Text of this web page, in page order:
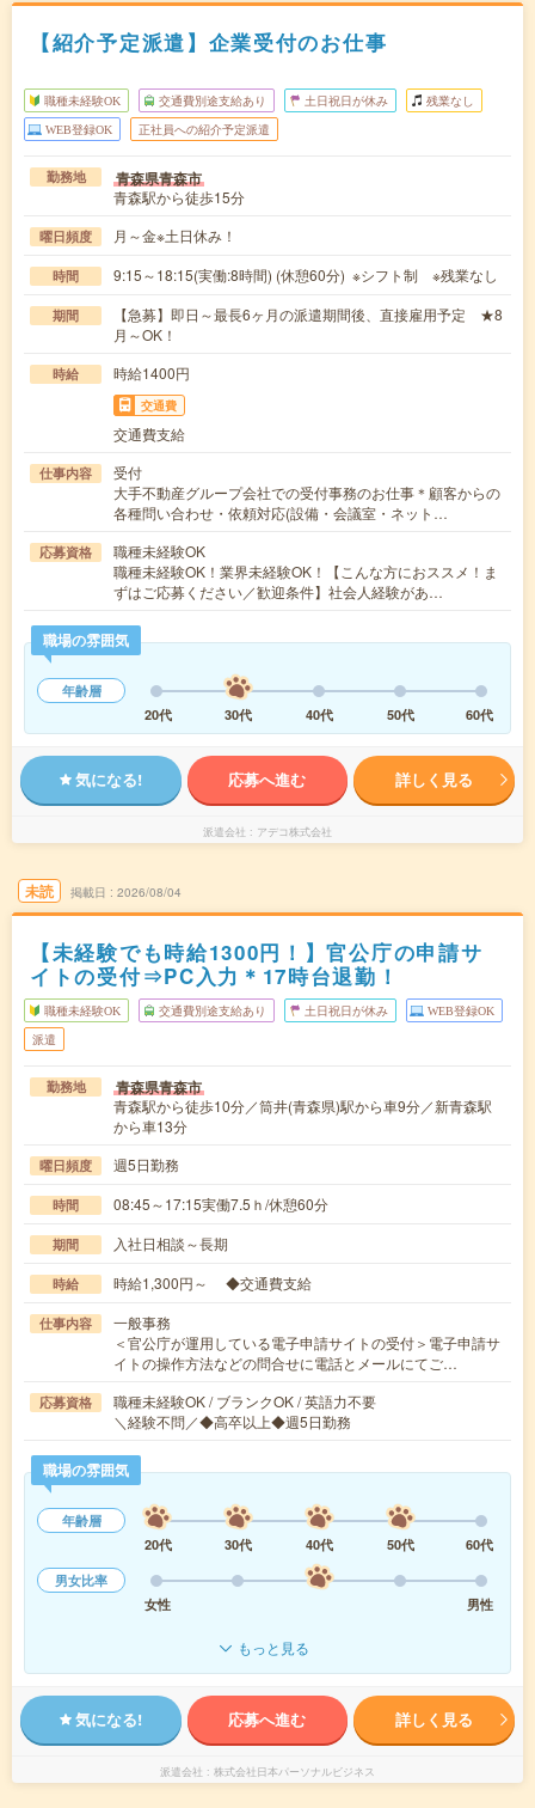
【紹介予定派遣】企業受付のお仕事
職種未経験OK 交通費別途支給あり 土日祝日が休み 残業なし
WEB登録OK 正社員への紹介予定派遣
勤務地 青森県青森市
青森駅から徒歩15分
曜日頻度 月～金※土日休み！
時間 9:15～18:15(実働:8時間) (休憩60分) ※シフト制 ※残業なし
期間
【急募】即日～最長6ヶ月の派遣期間後、直接雇用予定 ★8
月～OK！
時給 時給1400円
交通費
交通費支給
仕事内容
受付
大手不動産グループ会社での受付事務のお仕事＊顧客からの
各種問い合わせ・依頼対応(設備・会議室・ネット…
応募資格
職種未経験OK
職種未経験OK！業界未経験OK！【こんな方におススメ！ま
ずはご応募ください／歓迎条件】社会人経験があ…
職場の雰囲気
年齢層
20代
30代 40代 50代 60代
気になる! 応募へ進む 詳しく見る
派遣会社 アデコ株式会社
未読 掲載日 2026/08/04
【未経験でも時給1300円！】官公庁の申請サ
イトの受付⇒PC入力＊17時台退勤！
職種未経験OK 交通費別途支給あり 土日祝日が休み WEB登録OK
派遣
勤務地 青森県青森市
青森駅から徒歩10分／筒井(青森県)駅から車9分／新青森駅
から車13分
曜日頻度 週5日勤務
時間 08:45～17:15実働7.5ｈ/休憩60分
期間 入社日相談～長期
時給 時給1,300円～ ◆交通費支給
仕事内容
一般事務
＜官公庁が運用している電子申請サイトの受付＞電子申請サ
イトの操作方法などの問合せに電話とメールにてご…
応募資格
職種未経験OK / ブランクOK / 英語力不要
＼経験不問／◆高卒以上◆週5日勤務
職場の雰囲気
年齢層
20代
30代 40代 50代
60代
男女比率
女性
男性
もっと見る
気になる! 応募へ進む 詳しく見る
派遣会社 株式会社日本パーソナルビジネス